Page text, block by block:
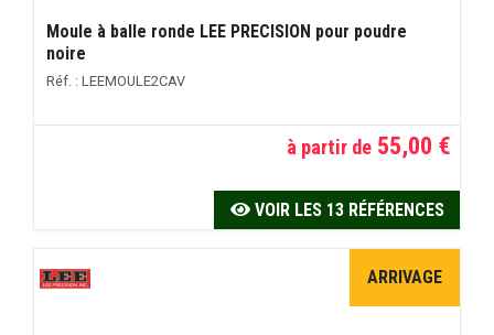
Moule à balle ronde LEE PRECISION pour poudre
noire
Réf. : LEEMOULE2CAV
à partir de 55,00 €
VOIR LES 13 RÉFÉRENCES
ARRIVAGE